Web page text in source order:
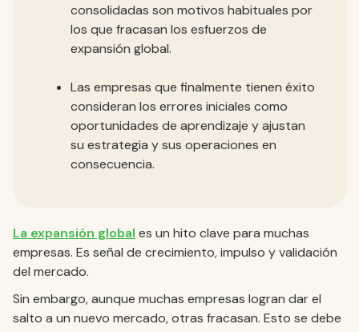
consolidadas son motivos habituales por
los que fracasan los esfuerzos de
expansión global.
Las empresas que finalmente tienen éxito
consideran los errores iniciales como
oportunidades de aprendizaje y ajustan
su estrategia y sus operaciones en
consecuencia.
La expansión global es un hito clave para muchas
empresas. Es señal de crecimiento, impulso y validación
del mercado.
Sin embargo, aunque muchas empresas logran dar el
salto a un nuevo mercado, otras fracasan. Esto se debe